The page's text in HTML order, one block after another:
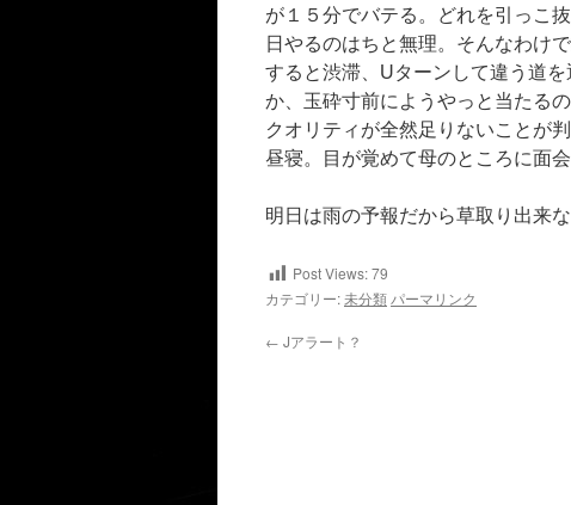
が１５分でバテる。どれを引っこ
日やるのはちと無理。そんなわけ
すると渋滞、Uターンして違う道
か、玉砕寸前にようやっと当たる
クオリティが全然足りないことが
昼寝。目が覚めて母のところに面
明日は雨の予報だから草取り出来な
Post Views:79
カテゴリー:未分類 パーマリンク
← Jアラート？